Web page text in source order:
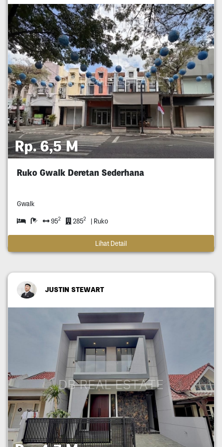
Rp. 6,5 M
Ruko Gwalk Deretan Sederhana
Gwalk
952 2852 | Ruko
Lihat Detail
JUSTIN STEWART